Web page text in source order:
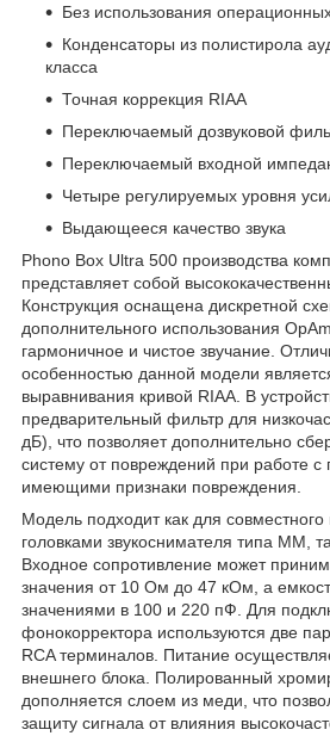
Без использования
Конденсаторы из полистирола
класса
Точная коррекция RIAA
Переключаемый дозвуковой
Переключаемый входной
Четыре регулируемых уровня
Выдающееся качество звука
Phono Box Ultra 500 производства
представляет собой
Конструкция оснащена дискретной
дополнительного использования
гармоничное и чистое звучание.
особенностью данной модели
выравнивания кривой RIAA. В
предварительный фильтр для
дБ), что позволяет дополнительно
систему от повреждений при работе с
имеющими признаки повреждения.
Модель подходит как для совместного
головками звукоснимателя типа MM,
Входное сопротивление может
значения от 10 Ом до 47 кОм, а
значениями в 100 и 220 пФ. Для
фонокорректора используются две
RCA терминалов. Питание
внешнего блока. Полированный
дополняется слоем из меди, что
защиту сигнала от влияния